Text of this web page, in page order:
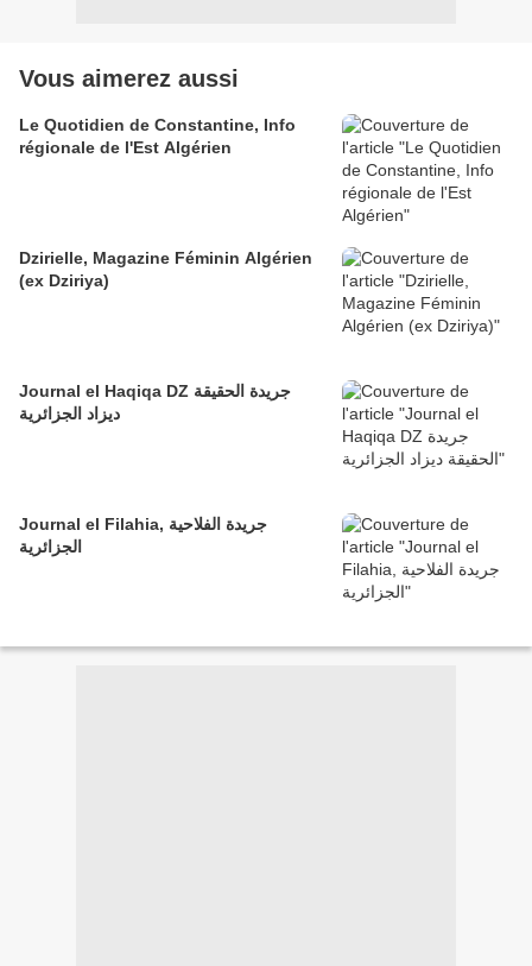
Vous aimerez aussi
Le Quotidien de Constantine, Info
régionale de l'Est Algérien
Dzirielle, Magazine Féminin Algérien
(ex Dziriya)
Journal el Haqiqa DZ جريدة الحقيقة
ديزاد الجزائرية
Journal el Filahia, جريدة الفلاحية
الجزائرية